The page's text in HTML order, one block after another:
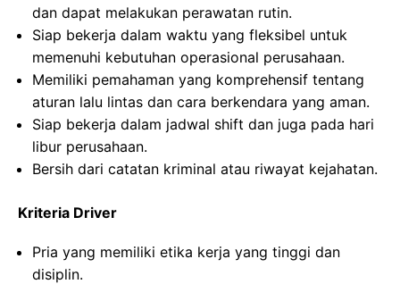
dan dapat melakukan perawatan rutin.
Siap bekerja dalam waktu yang fleksibel untuk
memenuhi kebutuhan operasional perusahaan.
Memiliki pemahaman yang komprehensif tentang
aturan lalu lintas dan cara berkendara yang aman.
Siap bekerja dalam jadwal shift dan juga pada hari
libur perusahaan.
Bersih dari catatan kriminal atau riwayat kejahatan.
Kriteria Driver
Pria yang memiliki etika kerja yang tinggi dan
disiplin.